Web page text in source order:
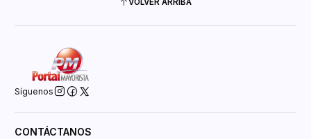
Síguenos
CONTÁCTANOS